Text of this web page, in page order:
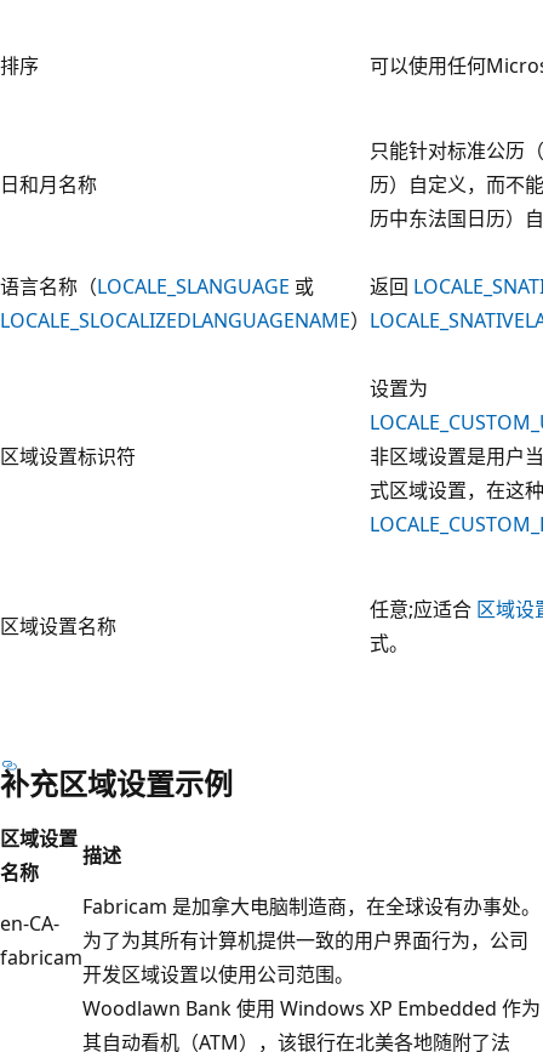
排序 可以使用任何
日和月名称
只能针对标准公历
历）自定义，而不
历中东法国日历）
语言名称（LOCALE_SLANGUAGE 或
LOCALE_SLOCALIZEDLANGUAGENAME）
返回
区域设置标识符
设置为
非区域设置是用户
式区域设置，在这
区域设置名称
任意;应适合 区域设
式。
补充区域设置示例
区域设置
名称
描述
en-CA-
fabricam
Fabricam 是加拿大电脑制造商，在全球设有办事处。
为了为其所有计算机提供一致的用户界面行为，公司
开发区域设置以使用公司范围。
Woodlawn Bank 使用 Windows XP Embedded 作为
其自动看机（ATM），该银行在北美各地随附了法